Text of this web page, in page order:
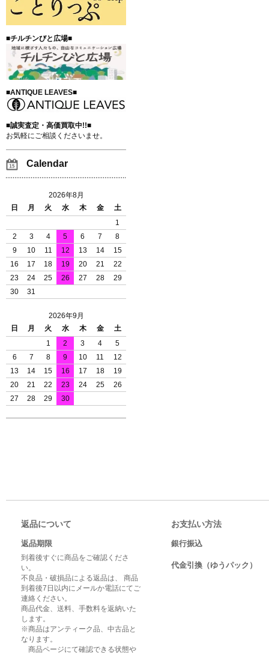
■チルチンびと広場■
■ANTIQUE LEAVES■
■誠実査定・高価買取中!!■
お気軽にご相談くださいませ。
Calendar
2026年8月
日
月 火 水 木 金
土
1
2
3 4 5 6 7
8
9
10 11 12 13 14
15
16
17 18 19 20 21
22
23
24 25 26 27 28
29
30
31
2026年9月
日
月 火 水 木 金
土
1
2 3 4
5
6
7 8 9 10 11
12
13
14 15 16 17 18
19
20
21 22 23 24 25
26
27
28 29 30
返品について
返品期限
到着後すぐに商品をご確認くださ
い。
不良品・破損品による返品は、 商品
到着後7日以内にメールか電話にてご
連絡ください。
商品代金、送料、手数料を返納いた
します。
※商品はアンティーク品、中古品と
なります。
商品ページにて確認できる状態や
お支払い方法
銀行振込
代金引換（ゆうパック）